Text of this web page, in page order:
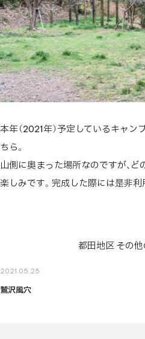
本年（2021年）予定しているキャ
ちら。
山側に奥まった場所なのですが、
楽しみです。完成した際には是非利
都田地区 その
2021.05.25
鷲沢風穴